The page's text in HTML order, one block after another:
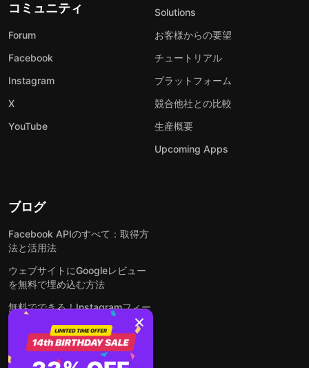
コミュニティ
Forum
Facebook
Instagram
X
YouTube
Solutions
お客様からの要望
チュートリアル
プラットフォーム
競合他社との比較
生産概要
Upcoming Apps
ブログ
Facebook APIのすべて：取得方
法と活用法
ウェブサイトにGoogleレビュー
を無料で埋め込む方法
無料でできる！Instagramフィー
ドをウェブサイトに埋め込む方法
どんなウェブサイトにも無料でフ
ォームを埋め込む方法